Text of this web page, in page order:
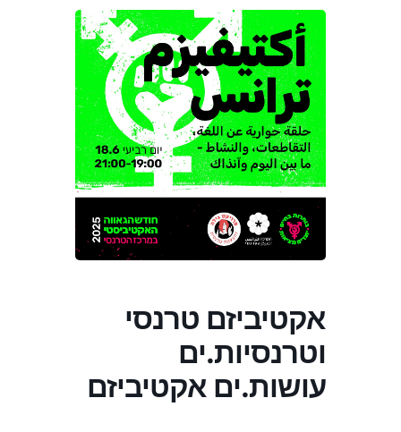
אקטיביזם טרנסי
וטרנסיות.ים
עושות.ים אקטיביזם